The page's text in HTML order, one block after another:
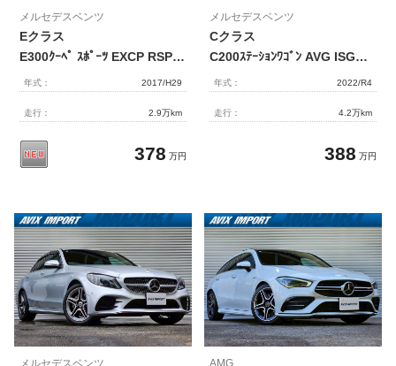
メルセデスベンツ
Eクラス
E300ｸｰﾍﾟ ｽﾎﾟｰﾂ EXCP RSP 黒ﾅｯﾊﾟ革 ﾊﾟﾉﾗﾏSR HDDﾅﾋﾞ地ﾃﾞｼﾞ360度ｶﾒﾗ HUD Burmester ｴｱﾊﾞﾗﾝｽP 前席Sﾋｰﾀｰ&ﾍﾞﾝﾁﾚｰﾀｰ ﾏｯｻｰｼﾞ機能 ﾏﾙﾁﾋﾞｰﾑLED 自動ﾄﾗﾝｸ Pｱｼｽﾄ ﾊｲﾋﾞｰﾑｱｼｽﾄ ACC ﾚｰﾝｷｰﾌﾟ ECOｽﾄｯﾌﾟ ｷｰﾚｽｺﾞｰ PTS AMGｴｱﾛ&19AW
年式： 2017/H29
走行： 2.9万km
万円
378
メルセデスベンツ
Cクラス
C200ｽﾃｰｼｮﾝﾜｺﾞﾝ AVG ISG搭載ﾓﾃﾞﾙ AMGﾗｲﾝ& ﾚｻﾞｰｴｸｽｸﾙｰｼﾌﾞ&ﾍﾞｰｼｯｸPKG ﾊﾟﾉﾗﾐｯｸSR 黒革 ｼｰﾄﾋｰﾀｰ MBUX ARﾅﾋﾞ地ﾃﾞｼﾞ全周ｶﾒﾗ&PTS DIGITALﾗｲﾄ ﾚｰﾀﾞｰｾｰﾌﾃｨPKG HUD 電動Rｹﾞｰﾄ 純正18AW 禁煙 1ｵｰﾅｰ
年式： 2022/R4
走行： 4.2万km
万円
388
メルセデスベンツ AMG